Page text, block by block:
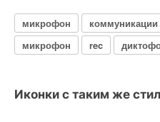
микрофон коммуникации
микрофон
rec
Иконки с таким же